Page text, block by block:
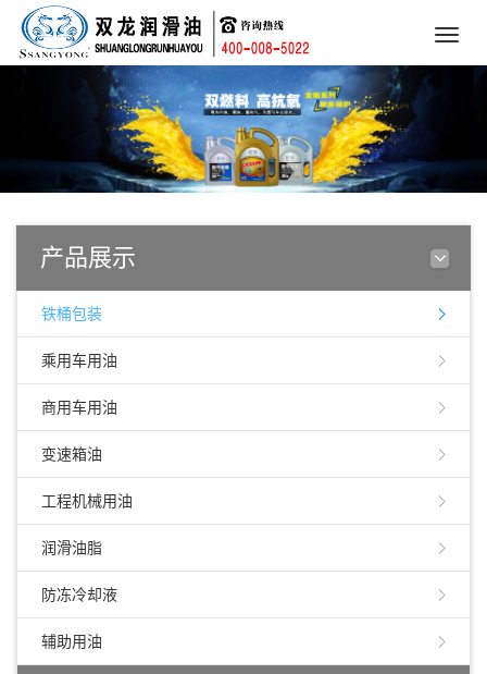
Toggle
产品展示
铁桶包装
乘用车用油
商用车用油
变速箱油
工程机械用油
润滑油脂
防冻冷却液
辅助用油